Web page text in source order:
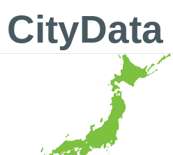
CityData